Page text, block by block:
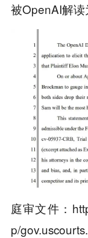
被OpenAI解读
庭审文件：
p/